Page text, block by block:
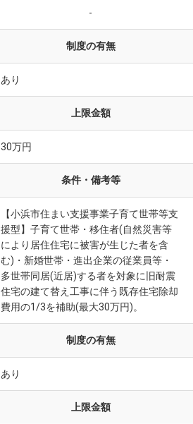
-
制度の有無
あり
上限金額
30万円
条件・備考等
【小浜市住まい支援事業子育て世帯等支
援型】子育て世帯・移住者(自然災害等
により居住住宅に被害が生じた者を含
む)・新婚世帯・進出企業の従業員等・
多世帯同居(近居)する者を対象に旧耐震
住宅の建て替え工事に伴う既存住宅除却
費用の1/3を補助(最大30万円)。
制度の有無
あり
上限金額